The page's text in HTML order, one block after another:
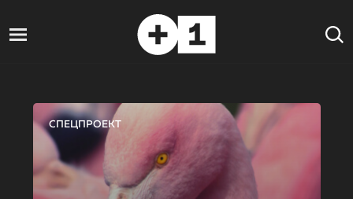
СПЕЦПРОЕКТ